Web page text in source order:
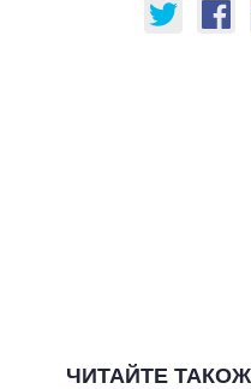
ЧИТАЙТЕ ТАКОЖ